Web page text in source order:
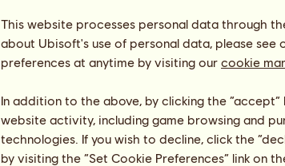
Általános rangsor
Faj rangsorolás
This website processes personal data through
about Ubisoft's use of personal data, please see
preferences at anytime by visiting our cookie
In addition to the above, by clicking the
website activity, including game browsing and
technologies. If you wish to decline, click the
by visiting the “Set Cookie Preferences” link on